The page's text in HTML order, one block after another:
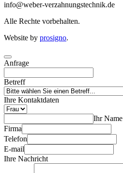
info@weber-verzahnungstechnik.de
Alle Rechte vorbehalten.
Website by prosigno.
Anfrage
Betreff
Ihre Kontaktdaten
Ihr Name
Firma
Telefon
E-mail
Ihre Nachricht